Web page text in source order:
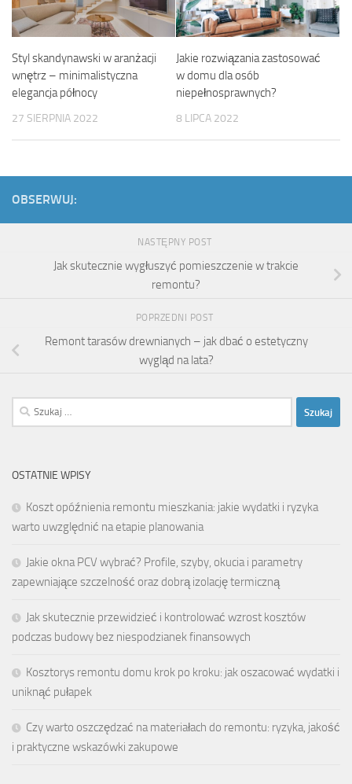
Styl skandynawski w aranżacji
wnętrz – minimalistyczna
elegancja północy
27 SIERPNIA 2022
Jakie rozwiązania zastosować
w domu dla osób
niepełnosprawnych?
8 LIPCA 2022
OBSERWUJ:
NASTĘPNY POST
Jak skutecznie wygłuszyć pomieszczenie w trakcie
remontu?
POPRZEDNI POST
Remont tarasów drewnianych – jak dbać o estetyczny
wygląd na lata?
Szukaj:
OSTATNIE WPISY
Koszt opóźnienia remontu mieszkania: jakie wydatki i ryzyka
warto uwzględnić na etapie planowania
Jakie okna PCV wybrać? Profile, szyby, okucia i parametry
zapewniające szczelność oraz dobrą izolację termiczną
Jak skutecznie przewidzieć i kontrolować wzrost kosztów
podczas budowy bez niespodzianek finansowych
Kosztorys remontu domu krok po kroku: jak oszacować wydatki i
uniknąć pułapek
Czy warto oszczędzać na materiałach do remontu: ryzyka, jakość
i praktyczne wskazówki zakupowe